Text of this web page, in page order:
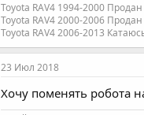
Toyota RAV4 1994-2000 Продан
Toyota RAV4 2000-2006 Продан
Toyota RAV4 2006-2013
23 Июл 2018
Хочу поменять робота